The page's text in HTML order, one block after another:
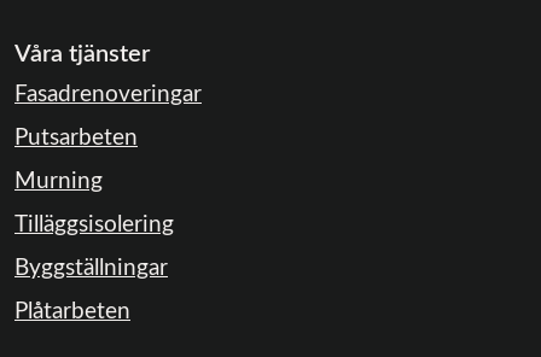
Våra tjänster
Fasadrenoveringar
Putsarbeten
Murning
Tilläggsisolering
Byggställningar
Plåtarbeten